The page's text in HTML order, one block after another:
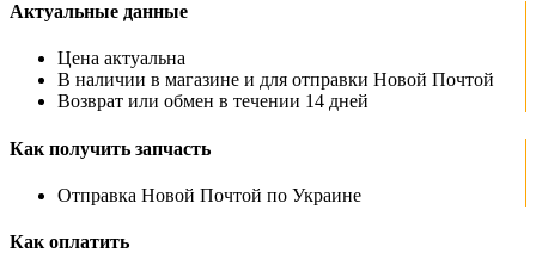
Актуальные данные
Цена актуальна
В наличии в магазине и для отправки Новой Почтой
Возврат или обмен в течении 14 дней
Как получить запчасть
Отправка Новой Почтой по Украине
Как оплатить